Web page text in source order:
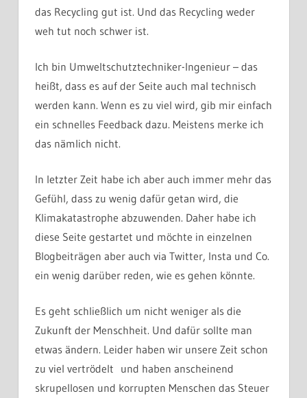
das Recycling gut ist. Und das Recycling weder
weh tut noch schwer ist.
Ich bin Umweltschutztechniker-Ingenieur – das
heißt, dass es auf der Seite auch mal technisch
werden kann. Wenn es zu viel wird, gib mir einfach
ein schnelles Feedback dazu. Meistens merke ich
das nämlich nicht.
In letzter Zeit habe ich aber auch immer mehr das
Gefühl, dass zu wenig dafür getan wird, die
Klimakatastrophe abzuwenden. Daher habe ich
diese Seite gestartet und möchte in einzelnen
Blogbeiträgen aber auch via Twitter, Insta und Co.
ein wenig darüber reden, wie es gehen könnte.
Es geht schließlich um nicht weniger als die
Zukunft der Menschheit. Und dafür sollte man
etwas ändern. Leider haben wir unsere Zeit schon
zu viel vertrödelt und haben anscheinend
skrupellosen und korrupten Menschen das Steuer